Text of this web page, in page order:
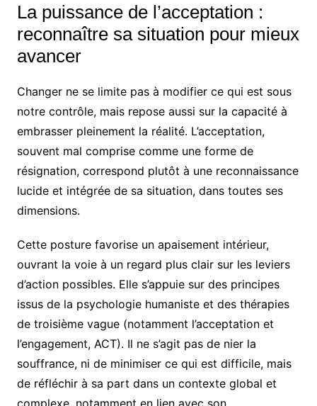
La puissance de l’acceptation :
reconnaître sa situation pour mieux
avancer
Changer ne se limite pas à modifier ce qui est sous
notre contrôle, mais repose aussi sur la capacité à
embrasser pleinement la réalité. L’acceptation,
souvent mal comprise comme une forme de
résignation, correspond plutôt à une reconnaissance
lucide et intégrée de sa situation, dans toutes ses
dimensions.
Cette posture favorise un apaisement intérieur,
ouvrant la voie à un regard plus clair sur les leviers
d’action possibles. Elle s’appuie sur des principes
issus de la psychologie humaniste et des thérapies
de troisième vague (notamment l’acceptation et
l’engagement, ACT). Il ne s’agit pas de nier la
souffrance, ni de minimiser ce qui est difficile, mais
de réfléchir à sa part dans un contexte global et
complexe, notamment en lien avec son